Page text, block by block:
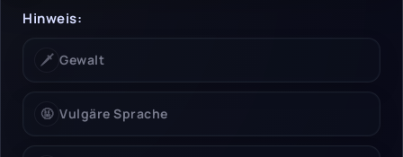
Hinweise &
Hinweis:
🗡️ Gewalt
🤬 Vulgäre Sprache